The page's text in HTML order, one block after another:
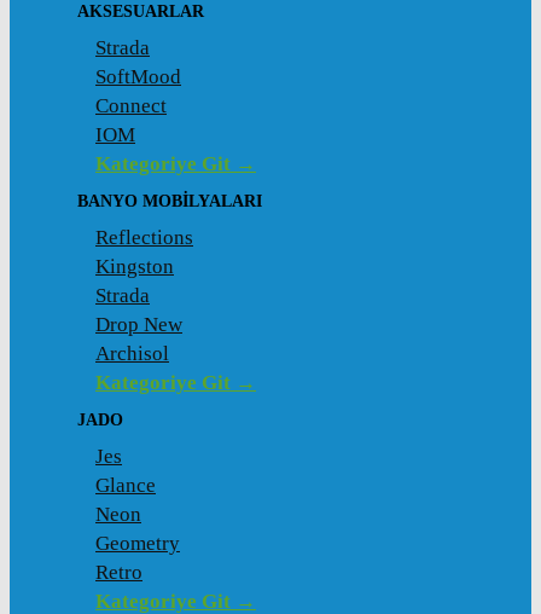
AKSESUARLAR
Strada
SoftMood
Connect
IOM
Kategoriye Git →
BANYO MOBILYALARI
Reflections
Kingston
Strada
Drop New
Archisol
Kategoriye Git →
JADO
Jes
Glance
Neon
Geometry
Retro
Kategoriye Git →